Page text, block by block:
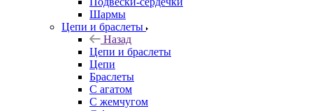
Шармы
Цепи и браслеты
Назад
Цепи и браслеты
Цепи
Браслеты
С агатом
С жемчугом